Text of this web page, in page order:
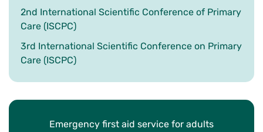
2nd International Scientific Conference of Primary
Care (ISCPC)
3rd International Scientific Conference on Primary
Care (ISCPC)
Emergency first aid service for adults